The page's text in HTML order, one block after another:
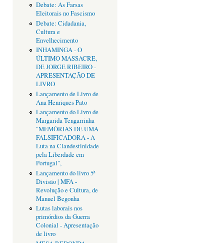
Debate: As Farsas
Eleitorais no Fascismo
Debate: Cidadania,
Cultura e
Envelhecimento
INHAMINGA - O
ÚLTIMO MASSACRE,
DE JORGE RIBEIRO -
APRESENTAÇÃO DE
LIVRO
Lançamento de Livro de
Ana Henriques Pato
Lançamento do Livro de
Margarida Tengarrinha
"MEMÓRIAS DE UMA
FALSIFICADORA - A
Luta na Clandestinidade
pela Liberdade em
Portugal",
Lançamento do livro 5ª
Divisão | MFA -
Revolução e Cultura, de
Manuel Begonha
Lutas laborais nos
primórdios da Guerra
Colonial - Apresentação
de livro